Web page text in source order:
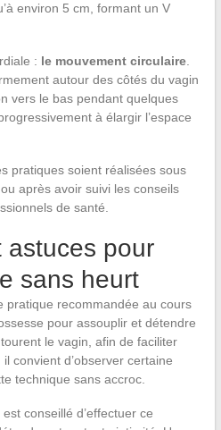
environ 5 cm, formant un V
: le mouvement circulaire.
autour des côtés du vagin
vers le bas pendant quelques
à élargir l’espace
pratiques soient réalisées sous
après avoir suivi les conseils
de santé.
astuces pour
sans heurt
pratique recommandée au cours
pour assouplir et détendre
le vagin, afin de faciliter
convient d’observer certaine
technique sans accroc.
conseillé d’effectuer ce